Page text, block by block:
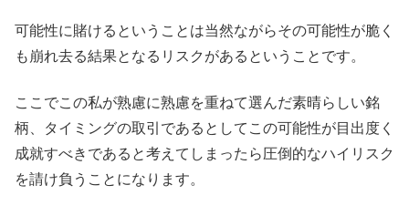
可能性に賭けるということは当然ながらその可能性が脆く
も崩れ去る結果となるリスクがあるということです。
ここでこの私が熟慮に熟慮を重ねて選んだ素晴らしい銘
柄、タイミングの取引であるとしてこの可能性が目出度く
成就すべきであると考えてしまったら圧倒的なハイリスク
を請け負うことになります。